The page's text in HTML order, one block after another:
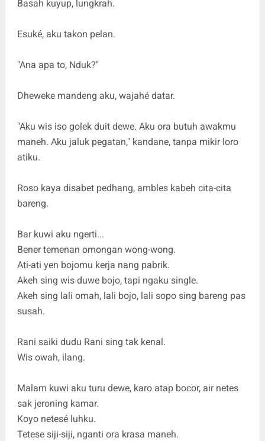
Basah kuyup, lungkrah.
Esuké, aku takon pelan.
"Ana apa to, Nduk?"
Dheweke mandeng aku, wajahé datar.
"Aku wis iso golek duit dewe. Aku ora butuh awakmu
maneh. Aku jaluk pegatan," kandane, tanpa mikir loro
atiku.
Roso kaya disabet pedhang, ambles kabeh cita-cita
bareng.
Bar kuwi aku ngerti...
Bener temenan omongan wong-wong.
Ati-ati yen bojomu kerja nang pabrik.
Akeh sing wis duwe bojo, tapi ngaku single.
Akeh sing lali omah, lali bojo, lali sopo sing bareng pas
susah.
Rani saiki dudu Rani sing tak kenal.
Wis owah, ilang.
Malam kuwi aku turu dewe, karo atap bocor, air netes
sak jeroning kamar.
Koyo netesé luhku.
Tetese siji-siji, nganti ora krasa maneh.